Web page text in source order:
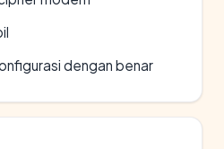
dengan benar